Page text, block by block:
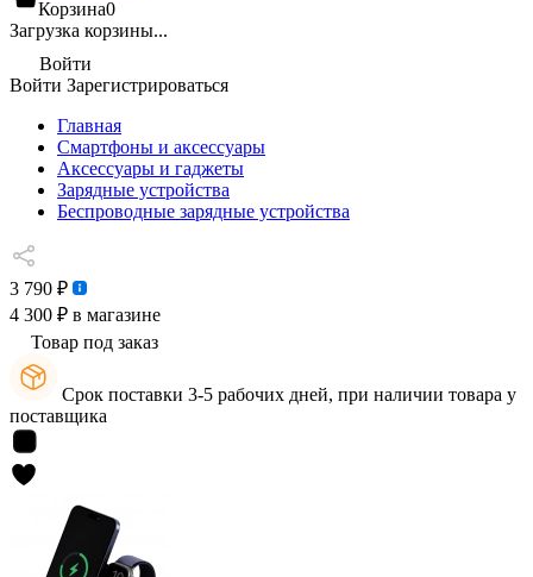
Корзина0
Загрузка корзины...
Войти
Войти Зарегистрироваться
Главная
Смартфоны и аксессуары
Аксессуары и гаджеты
Зарядные устройства
Беспроводные зарядные устройства
3 790 ₽
4 300 ₽ в магазине
Товар под заказ
Срок поставки 3-5 рабочих дней, при наличии товара у
поставщика